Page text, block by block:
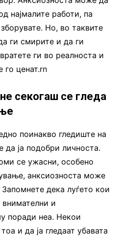
најмалите работи, па
Но, во таквите
ги смирите и да ги
ги во реалноста и
го ценат.rn
секогаш се гледа
поинакво гледиште на
ја подобри личноста.
се ужасни, особено
анксиозноста може
дека луѓето кои
внимателни и
поради неа. Некои
и да ја гледаат убавата